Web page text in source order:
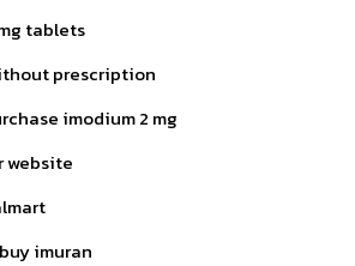
tablets
prescription
imodium 2 mg
imuran